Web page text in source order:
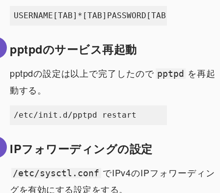
pptpdのサービス再起動
pptpdの設定は以上で完了したので pptpd を再起
動する。
IPフォワーディングの設定
/etc/sysctl.conf でIPv4のIPフォワーディン
グを有効にする設定をする。